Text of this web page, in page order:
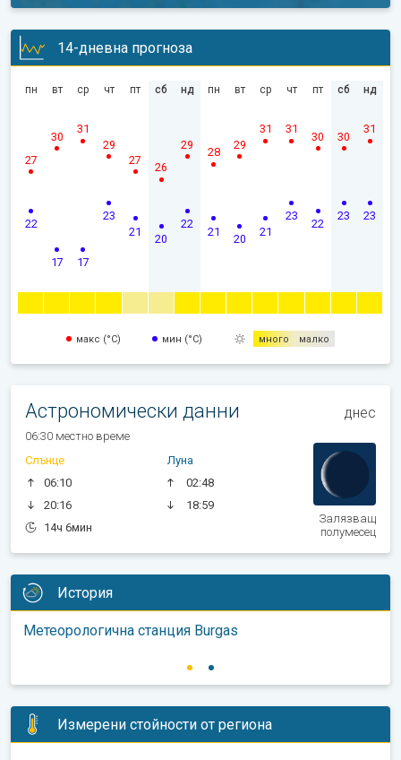
14-дневна прогноза
пн
22
27
вт
17
30
ср
17
31
чт
23
29
пт
21
27
сб
20
26
нд
22
29
пн
21
28
вт
20
29
ср
21
31
чт
23
31
пт
22
30
сб
23
30
нд
23
31
макс (°C) мин (°C) много малко
Астрономически данни днес
06:30 местно време
Слънце
06:10
20:16
14ч 6мин
Луна
02:48
18:59
Залязващ
полумесец
История
Метеорологична станция Burgas
Измерени стойности от региона